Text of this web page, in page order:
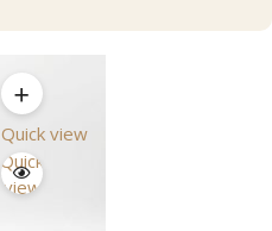
Quick view
Quick
view